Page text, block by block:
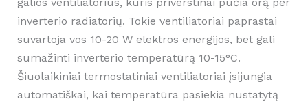
inverterio radiatorių. Tokie ventiliatoriai paprastai
suvartoja vos 10-20 W elektros energijos, bet gali
sumažinti inverterio temperatūrą 10-15°C.
Šiuolaikiniai termostatiniai ventiliatoriai įsijungia
automatiškai, kai temperatūra pasiekia nustatytą